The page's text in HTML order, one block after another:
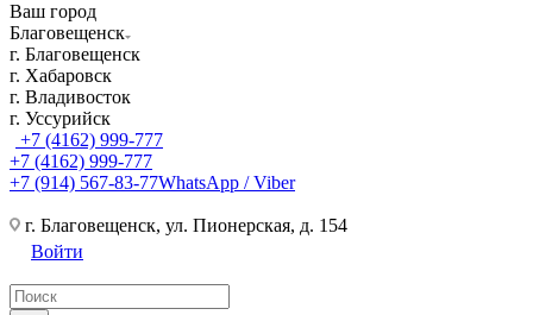
Ваш город
Благовещенск
г. Благовещенск
г. Хабаровск
г. Владивосток
г. Уссурийск
+7 (4162) 999-777
+7 (4162) 999-777
+7 (914) 567-83-77WhatsApp / Viber
г. Благовещенск, ул. Пионерская, д. 154
Войти